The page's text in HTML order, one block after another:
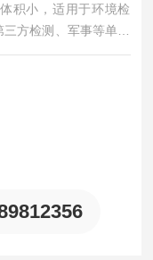
积小，适用于环境检
方检测、军事等单位
有害气体的采样及采